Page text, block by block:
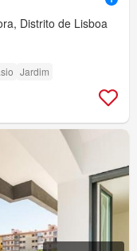
Distrito de Lisboa
Jardim